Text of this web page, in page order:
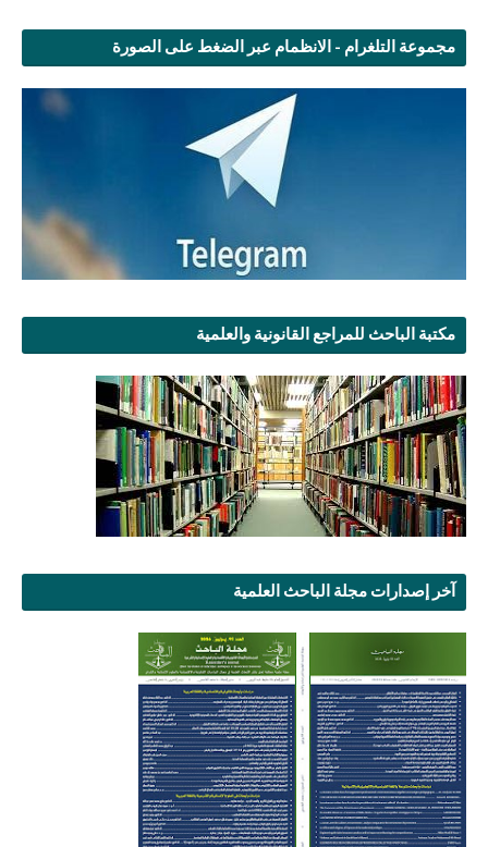
مجموعة التلغرام - الانظمام عبر الضغط على الصورة
مكتبة الباحث للمراجع القانونية والعلمية
آخر إصدارات مجلة الباحث العلمية